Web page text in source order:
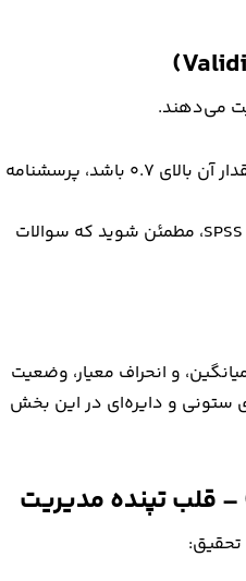
می‌دهند.
از شاخص «آلفای کرونباخ» استفاده کنید. اگر مقدار آن بالای ۰.۷ باشد، پرسشنامه
با استفاده از تحلیل عاملی (Factor Analysis) در SPSS، مطمئن شوید که سوالات
و انحراف معیار، وضعیت
ستونی و دایره‌ای در این بخش